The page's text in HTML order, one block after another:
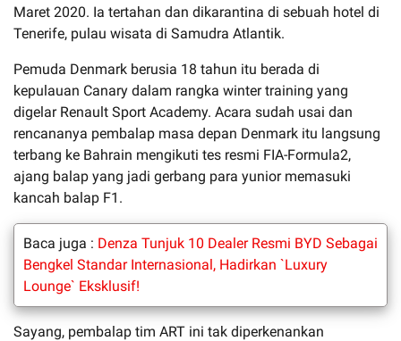
Maret 2020. Ia tertahan dan dikarantina di sebuah hotel di
Tenerife, pulau wisata di Samudra Atlantik.
Pemuda Denmark berusia 18 tahun itu berada di
kepulauan Canary dalam rangka winter training yang
digelar Renault Sport Academy. Acara sudah usai dan
rencananya pembalap masa depan Denmark itu langsung
terbang ke Bahrain mengikuti tes resmi FIA-Formula2,
ajang balap yang jadi gerbang para yunior memasuki
kancah balap F1.
Baca juga : Denza Tunjuk 10 Dealer Resmi BYD Sebagai
Bengkel Standar Internasional, Hadirkan `Luxury
Lounge` Eksklusif!
Sayang, pembalap tim ART ini tak diperkenankan